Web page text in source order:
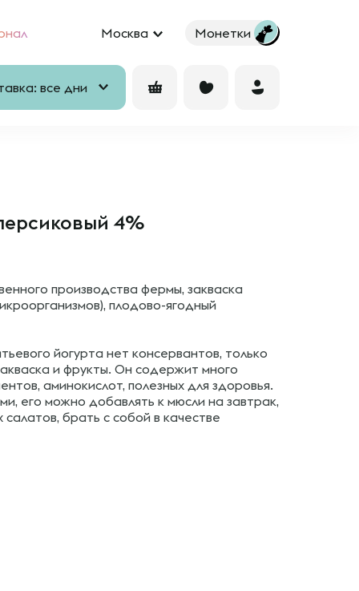
Москва Монетки
все дни
4%
производства фермы, закваска
плодово-ягодный
йогурта нет консервантов, только
и фрукты. Он содержит много
аминокислот, полезных для здоровья.
его можно добавлять к мюсли на завтрак,
брать с собой в качестве